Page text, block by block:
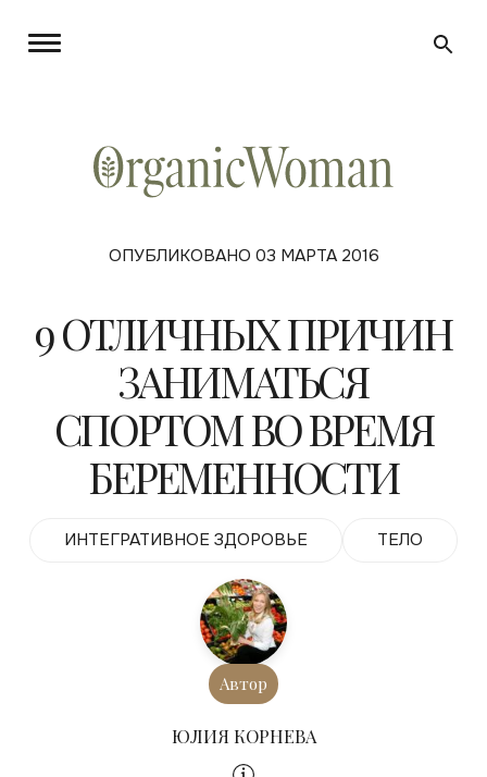
ОПУБЛИКОВАНО 03 МАРТА 2016
9 ОТЛИЧНЫХ ПРИЧИН
ЗАНИМАТЬСЯ
СПОРТОМ ВО ВРЕМЯ
БЕРЕМЕННОСТИ
ИНТЕГРАТИВНОЕ ЗДОРОВЬЕ ТЕЛО
Автор
ЮЛИЯ КОРНЕВА